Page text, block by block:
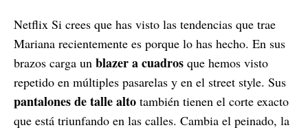
Netflix Si crees que has visto las tendencias que trae
Mariana recientemente es porque lo has hecho. En sus
brazos carga un blazer a cuadros que hemos visto
repetido en múltiples pasarelas y en el street style. Sus
pantalones de talle alto también tienen el corte exacto
que está triunfando en las calles. Cambia el peinado, la